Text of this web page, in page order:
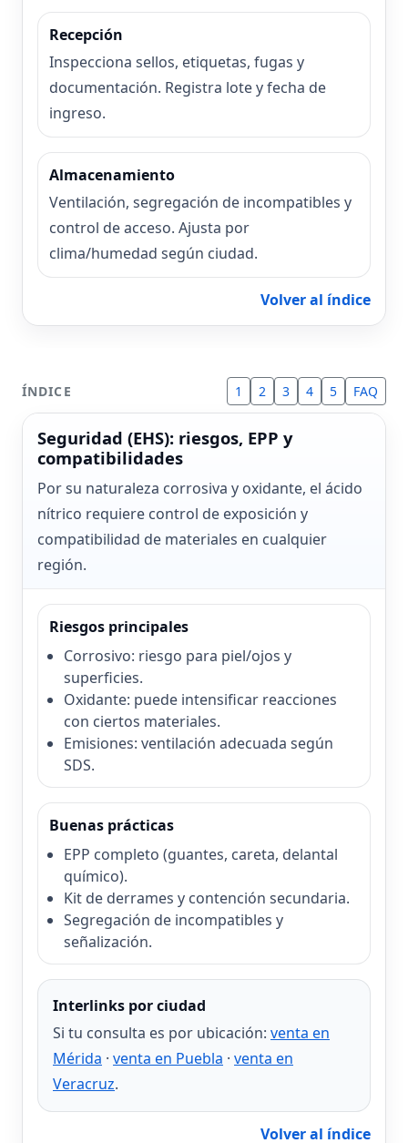
Recepción
Inspecciona sellos, etiquetas, fugas y
documentación. Registra lote y fecha de
ingreso.
Almacenamiento
Ventilación, segregación de incompatibles y
control de acceso. Ajusta por
clima/humedad según ciudad.
Volver al índice
ÍNDICE 1 2 3 4 5 FAQ
Seguridad (EHS): riesgos, EPP y
compatibilidades
Por su naturaleza corrosiva y oxidante, el ácido
nítrico requiere control de exposición y
compatibilidad de materiales en cualquier
región.
Riesgos principales
Corrosivo: riesgo para piel/ojos y
superficies.
Oxidante: puede intensificar reacciones
con ciertos materiales.
Emisiones: ventilación adecuada según
SDS.
Buenas prácticas
EPP completo (guantes, careta, delantal
químico).
Kit de derrames y contención secundaria.
Segregación de incompatibles y
señalización.
Interlinks por ciudad
Si tu consulta es por ubicación: venta en
Mérida · venta en Puebla · venta en
Veracruz.
Volver al índice